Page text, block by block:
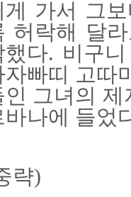
게 가서 그
허락해 달
했다. 비구
자빠띠 고따
인 그녀의
바나에 들었
략)